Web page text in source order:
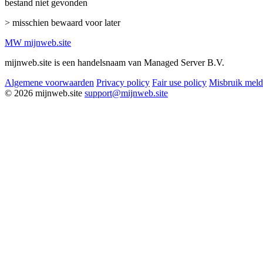
bestand niet gevonden
> misschien bewaard voor later
MW mijnweb.site
mijnweb.site is een handelsnaam van Managed Server B.V.
Algemene voorwaarden Privacy policy Fair use policy Misbruik
© 2026 mijnweb.site support@mijnweb.site